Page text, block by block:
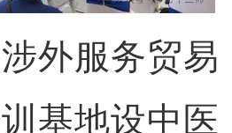
服务贸易
基地设中医